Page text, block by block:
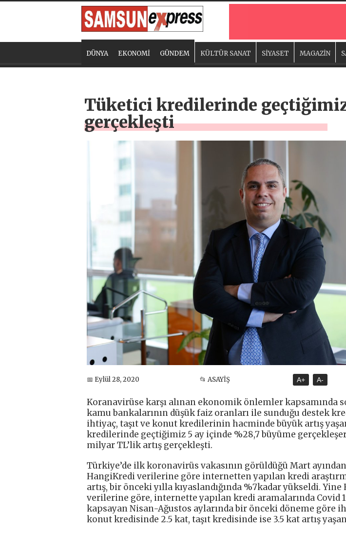
DÜNYA EKONOMİ GÜNDEM KÜLTÜR SANAT SİYASET MAGAZİN
Tüketici kredilerinde
gerçekleşti
📅 Eylül 28, 2020 📂 ASAYİŞ A+ A-
Koranavirüse karşı alınan ekonomik önlemler kapsamında
kamu bankalarının düşük faiz oranları ile sunduğu destek
ihtiyaç, taşıt ve konut kredilerinin hacminde büyük artış
kredilerinde geçtiğimiz 5 ay içinde %28,7 büyüme
milyar TL’lik artış gerçekleşti.
Türkiye’de ilk koronavirüs vakasının görüldüğü Mart
HangiKredi verilerine göre internetten yapılan kredi
artış, bir önceki yılla kıyaslandığında %7kadar yükseldi.
verilerine göre, internette yapılan kredi aramalarında Covid
kapsayan Nisan-Ağustos aylarında bir önceki döneme göre
konut kredisinde 2.5 kat, taşıt kredisinde ise 3.5 kat artış